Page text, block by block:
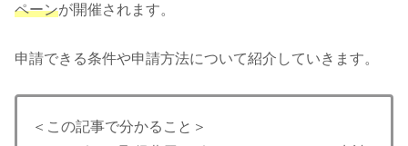
ペーンが開催されます。
申請できる条件や申請方法について紹介していきます。
＜この記事で分かること＞